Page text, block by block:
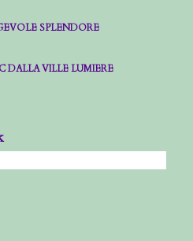
SPLENDORE
DALLA VILLE LUMIERE